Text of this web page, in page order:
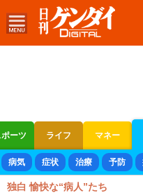
ーツ ライフ マネー
ボートレース 競輪 オート
病気 症状 治療 予防
独白 愉快な“病人”たち